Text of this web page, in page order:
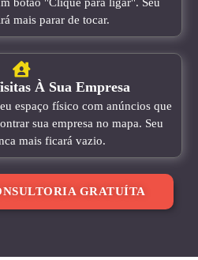
botão "Clique para ligar". Seu
mais parar de tocar.
À Sua Empresa
espaço físico com anúncios que
sua empresa no mapa. Seu
mais ficará vazio.
GRATUÍTA